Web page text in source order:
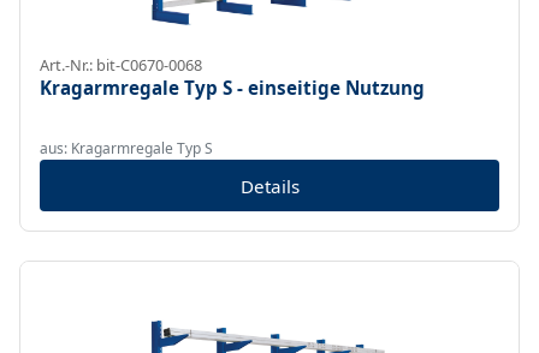
Art.-Nr.: bit-C0670-0068
Kragarmregale Typ S - einseitige Nutzung
aus: Kragarmregale Typ S
Details